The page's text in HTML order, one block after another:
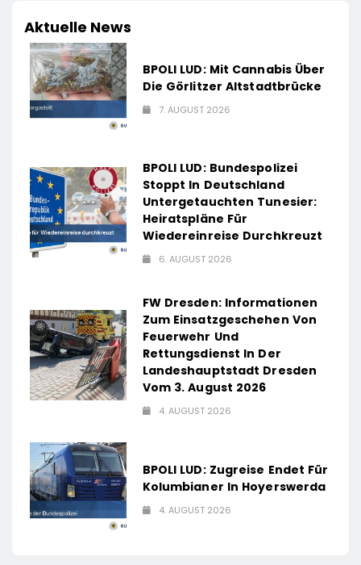
Aktuelle News
BPOLI LUD: Mit Cannabis Über
Die Görlitzer Altstadtbrücke
7. AUGUST 2026
BPOLI LUD: Bundespolizei
Stoppt In Deutschland
Untergetauchten Tunesier:
Heiratspläne Für
Wiedereinreise Durchkreuzt
6. AUGUST 2026
FW Dresden: Informationen
Zum Einsatzgeschehen Von
Feuerwehr Und
Rettungsdienst In Der
Landeshauptstadt Dresden
Vom 3. August 2026
4. AUGUST 2026
BPOLI LUD: Zugreise Endet Für
Kolumbianer In Hoyerswerda
4. AUGUST 2026